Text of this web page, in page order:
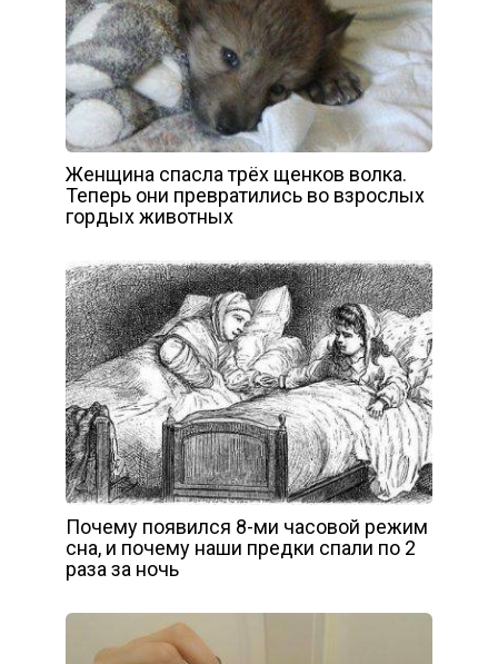
Женщина спасла трёх щенков волка.
Теперь они превратились во взрослых
гордых животных
Почему появился 8-ми часовой режим
сна, и почему наши предки спали по 2
раза за ночь